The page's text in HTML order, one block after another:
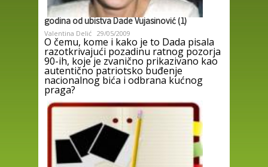
godina od ubistva Dade Vujasinović (1)
Valentina Delić 29/05/2009
O čemu, kome i kako je to Dada pisala
razotkrivajući pozadinu ratnog pozorja
90-ih, koje je zvanično prikazivano kao
autentično patriotsko buđenje
nacionalnog bića i odbrana kućnog
praga?